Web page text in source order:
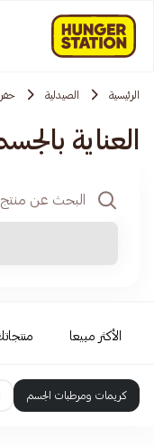
الرئيسية الصيدلية
العناية
الأكثر مبيعا
كريمات ومرطبات الجسم